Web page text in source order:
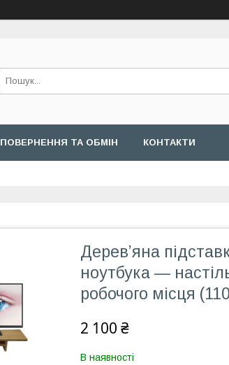
ПОВЕРНЕННЯ ТА ОБМІН КОНТАКТИ
Дерев’яна
ноутбука —
робочого місця
2 100 ₴
В наявності